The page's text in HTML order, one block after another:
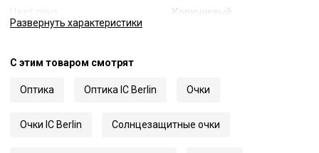
Цвет линз
Коричневый
Длина заушника
145
Развернуть характеристики
С этим товаром смотрят
Оптика Оптика IC Berlin Очки
Очки IC Berlin Солнцезащитные очки